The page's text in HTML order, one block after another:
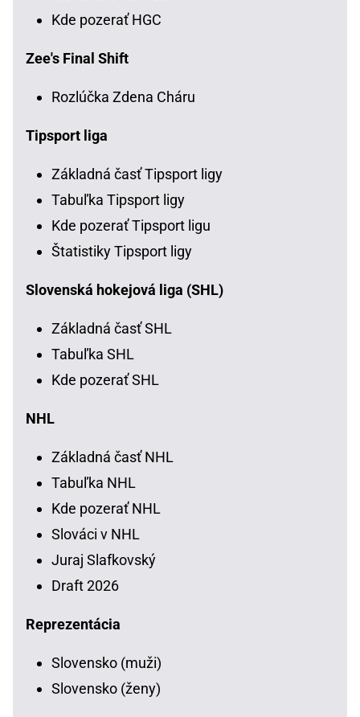
Kde pozerať HGC
Zee's Final Shift
Rozlúčka Zdena Cháru
Tipsport liga
Základná časť Tipsport ligy
Tabuľka Tipsport ligy
Kde pozerať Tipsport ligu
Štatistiky Tipsport ligy
Slovenská hokejová liga (SHL)
Základná časť SHL
Tabuľka SHL
Kde pozerať SHL
NHL
Základná časť NHL
Tabuľka NHL
Kde pozerať NHL
Slováci v NHL
Juraj Slafkovský
Draft 2026
Reprezentácia
Slovensko (muži)
Slovensko (ženy)